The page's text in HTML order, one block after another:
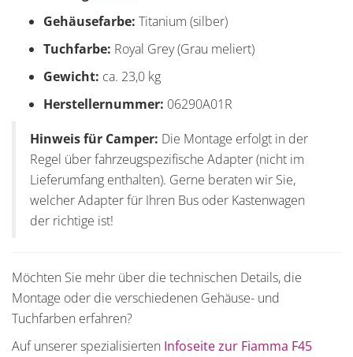
Gehäusefarbe: Titanium (silber)
Tuchfarbe: Royal Grey (Grau meliert)
Gewicht: ca. 23,0 kg
Herstellernummer: 06290A01R
Hinweis für Camper: Die Montage erfolgt in der
Regel über fahrzeugspezifische Adapter (nicht im
Lieferumfang enthalten). Gerne beraten wir Sie,
welcher Adapter für Ihren Bus oder Kastenwagen
der richtige ist!
Möchten Sie mehr über die technischen Details, die
Montage oder die verschiedenen Gehäuse- und
Tuchfarben erfahren?
Auf unserer spezialisierten Infoseite zur Fiamma F45